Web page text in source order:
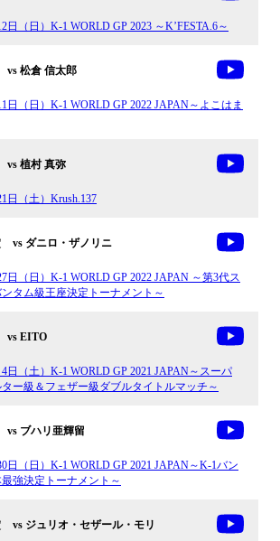
日（日）K-1 WORLD GP 2023 ～K’FESTA.6～
vs 松倉 信太郎
日（日）K-1 WORLD GP 2022 JAPAN～よこはま
vs 植村 真弥
日（土）Krush.137
vs ダニロ・ザノリニ
日（日）K-1 WORLD GP 2022 JAPAN ～第3代ス
タム級王座決定トーナメント～
vs EITO
4日（土）K-1 WORLD GP 2021 JAPAN～スーパ
ー級＆フェザー級ダブルタイトルマッチ～
vs ブハリ亜輝留
日（日）K-1 WORLD GP 2021 JAPAN～K-1バン
強決定トーナメント～
vs ジュリオ・セザール・モリ